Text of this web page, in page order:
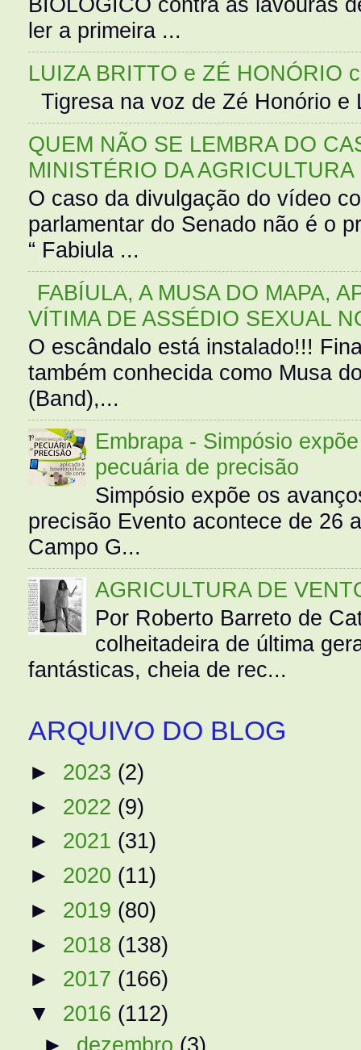
ler a primeira ...
LUIZA BRITTO e ZÉ HONÓRIO
Tigresa na voz de Zé Honório
QUEM NÃO SE LEMBRA DO
MINISTÉRIO DA AGRICULTURA
O caso da divulgação do vídeo
parlamentar do Senado não é o
“ Fabiula ...
FABÍULA, A MUSA DO MAPA,
VÍTIMA DE ASSÉDIO SEXUAL
O escândalo está instalado!!!
também conhecida como Musa
(Band),...
Embrapa - Simpósio
pecuária de precisão
Simpósio expõe os
precisão Evento acontece de 26
Campo G...
AGRICULTURA DE
Por Roberto Barreto de
colheitadeira de última
fantásticas, cheia de rec...
ARQUIVO DO BLOG
► 2023 (2)
► 2022 (9)
► 2021 (31)
► 2020 (11)
► 2019 (80)
► 2018 (138)
► 2017 (166)
▼ 2016 (112)